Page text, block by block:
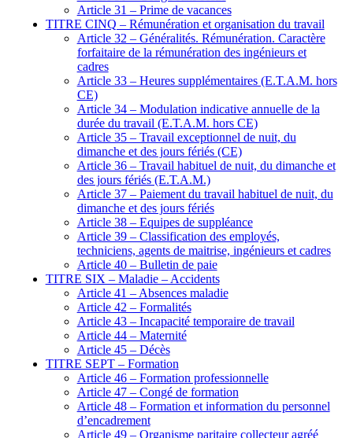
Article 31 – Prime de vacances
TITRE CINQ – Rémunération et organisation du travail
Article 32 – Généralités. Rémunération. Caractère
forfaitaire de la rémunération des ingénieurs et
cadres
Article 33 – Heures supplémentaires (E.T.A.M. hors
CE)
Article 34 – Modulation indicative annuelle de la
durée du travail (E.T.A.M. hors CE)
Article 35 – Travail exceptionnel de nuit, du
dimanche et des jours fériés (CE)
Article 36 – Travail habituel de nuit, du dimanche et
des jours fériés (E.T.A.M.)
Article 37 – Paiement du travail habituel de nuit, du
dimanche et des jours fériés
Article 38 – Equipes de suppléance
Article 39 – Classification des employés,
techniciens, agents de maitrise, ingénieurs et cadres
Article 40 – Bulletin de paie
TITRE SIX – Maladie – Accidents
Article 41 – Absences maladie
Article 42 – Formalités
Article 43 – Incapacité temporaire de travail
Article 44 – Maternité
Article 45 – Décès
TITRE SEPT – Formation
Article 46 – Formation professionnelle
Article 47 – Congé de formation
Article 48 – Formation et information du personnel
d’encadrement
Article 49 – Organisme paritaire collecteur agréé